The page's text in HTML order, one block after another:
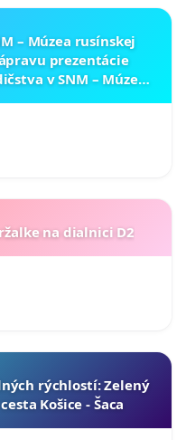
– Múzea rusínskej
prezentácie
v SNM – Múzeu
na dialnici D2
rýchlostí: Zelený
Košice - Šaca